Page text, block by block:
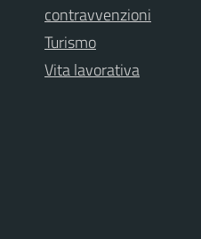
contravvenzioni
Turismo
Vita lavorativa